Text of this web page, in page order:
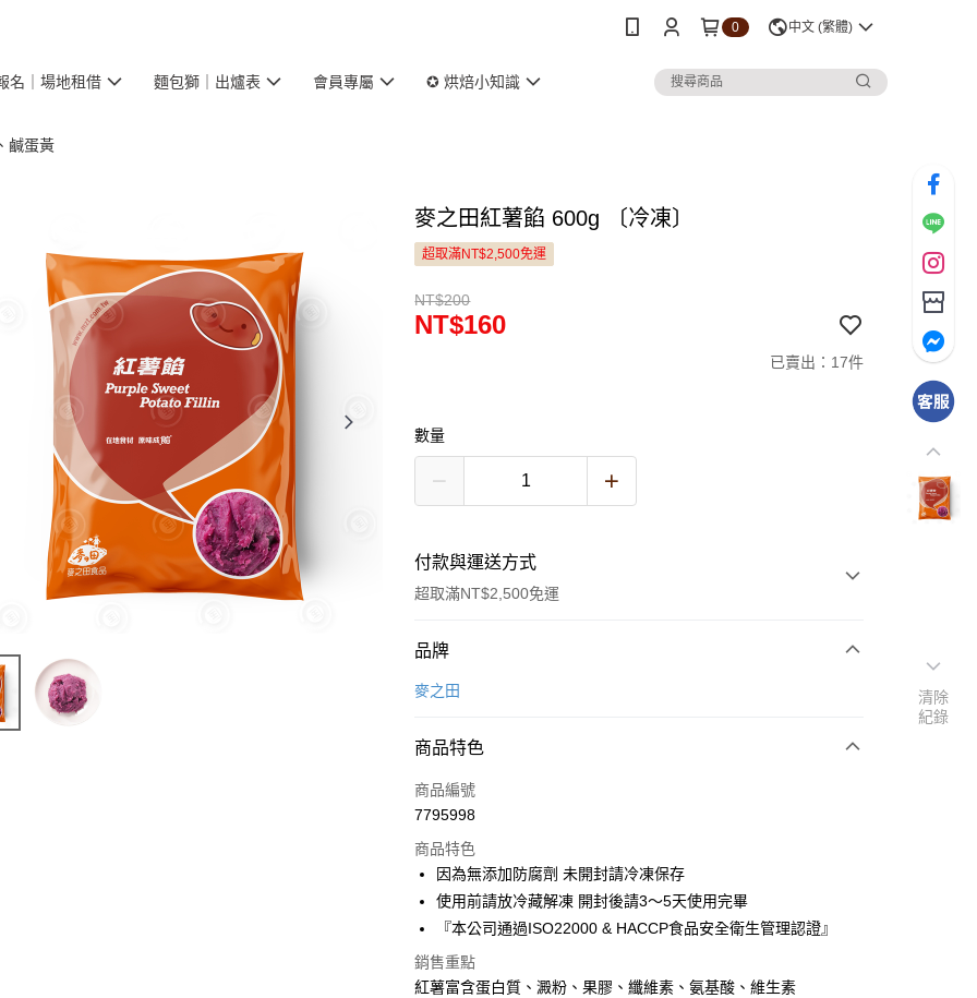
0 中文 (繁體)
名｜場地租借 麵包獅｜出爐表 會員專屬 ✪ 烘焙小知識
鹹蛋黃
麥之田紅薯餡 600g 〔冷凍〕
超取滿NT$2,500免運
NT$200
NT$160
已賣出：17件
數量
付款與運送方式
超取滿NT$2,500免運
付款方式
信用卡一次付款
悠遊付
Google Pay
全盈+PAY
ATM付款
品牌
麥之田
商品特色
商品編號
7795998
商品特色
因為無添加防腐劑 未開封請冷凍保存
使用前請放冷藏解凍 開封後請3～5天使用完畢
『本公司通過ISO22000 & HACCP食品安全衛生管理認證』
銷售重點
紅薯富含蛋白質、澱粉、果膠、纖維素、氨基酸、維生素
清除
紀錄